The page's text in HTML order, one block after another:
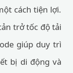
cách tiện lợi.
trở tốc độ tải
giúp duy trì
bị di động và